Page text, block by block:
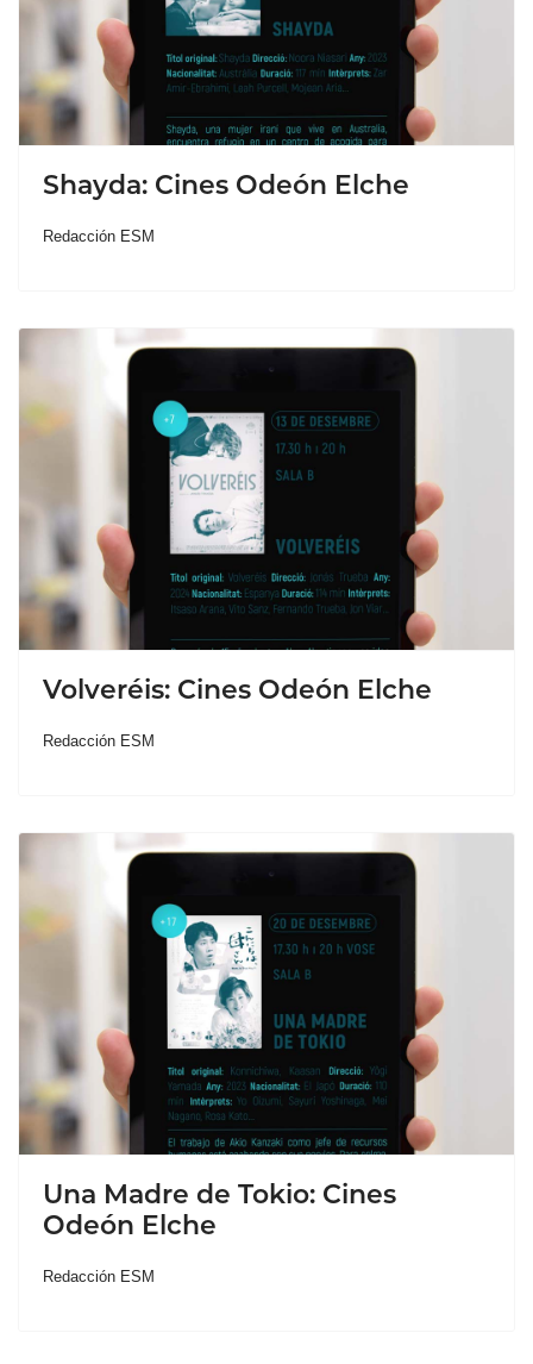
Shayda: Cines Odeón Elche
Redacción ESM
Volveréis: Cines Odeón Elche
Redacción ESM
Una Madre de Tokio: Cines
Odeón Elche
Redacción ESM